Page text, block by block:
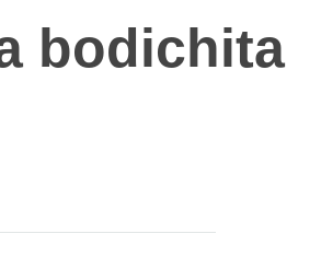
bodichita